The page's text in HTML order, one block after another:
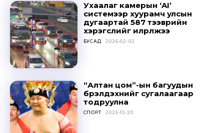
Ухаалаг камерын ‘AI’
системээр хуурамч улсын
дугаартай 587 тээврийн
хэрэгслийг илрүүлжээ
БУСАД 2026-02-02
“Алтан цом”-ын багуудын
бүрэлдэхүүнийг сугалаагаар
тодруулна
СПОРТ 2025-10-20